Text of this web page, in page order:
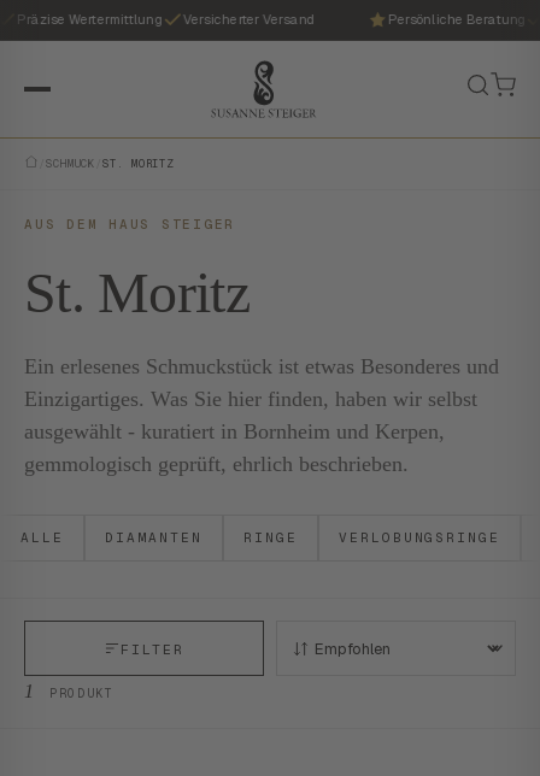
Präzise Wertermittlung Versicherter Versand Persönliche Beratung
SCHMUCK /ST. MORITZ
AUS DEM HAUS STEIGER
St. Moritz
Ein erlesenes Schmuckstück ist etwas Besonderes und
Einzigartiges. Was Sie hier finden, haben wir selbst
ausgewählt - kuratiert in Bornheim und Kerpen,
gemmologisch geprüft, ehrlich beschrieben.
ALLE DIAMANTEN RINGE VERLOBUNGSRINGE
1 PRODUKT
FILTER SORTIEREN: